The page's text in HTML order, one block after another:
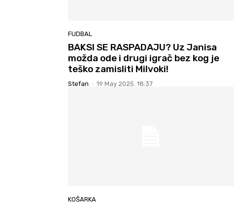
FUDBAL
BAKSI SE RASPADAJU? Uz Janisa
možda ode i drugi igrač bez kog je
teško zamisliti Milvoki!
Stefan - 19 May 2025. 18:37
KOŠARKA